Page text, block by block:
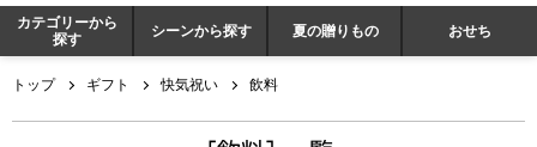
カテゴリーから
探す
シーンから探す 夏の贈りもの おせち
トップ ギフト 快気祝い 飲料